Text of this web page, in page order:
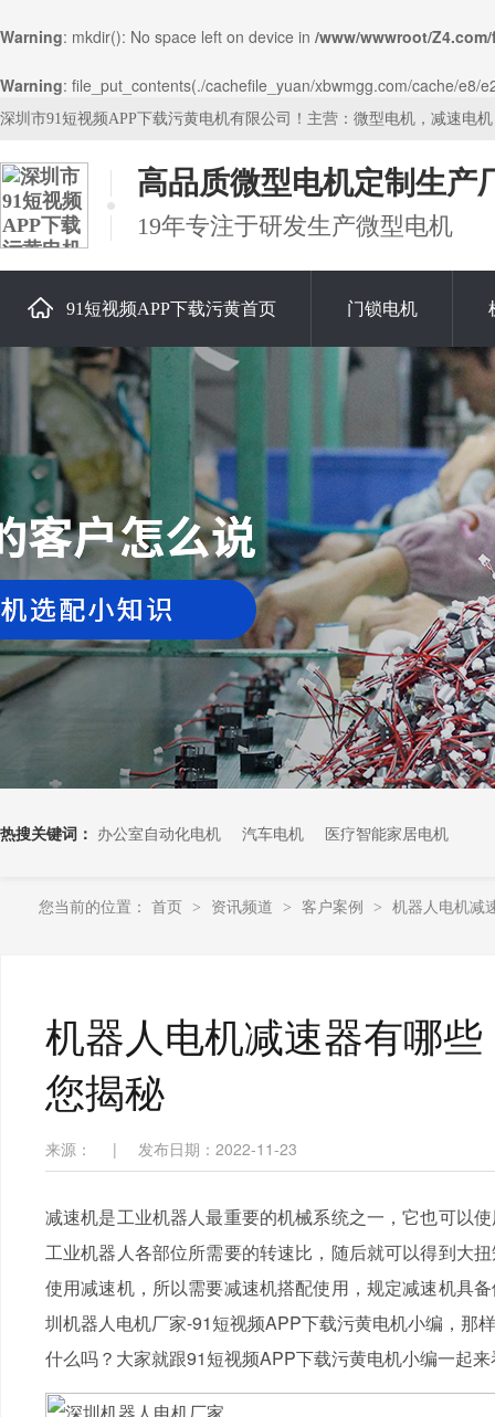
Warning: mkdir(): No space left on device in /www/wwwroot/
Warning: file_put_contents(./cachefile_yuan/xbwmgg.com/cache/
深圳市91短视频APP下载污黄电机有限公司！主营：微型电机，减速电
高品质微型电机定制生产
19年专注于研发生产微型电机
91短视频APP下载污黄首页 门锁电机
关于91短视频APP下载污黄
热搜关键词： 办公室自动化电机 汽车电机 医疗智能家居电机
您当前的位置： 首页 > 资讯频道 > 客户案例 > 机器人电机减
机器人电机减速器有哪
您揭秘
来源： | 发布日期：2022-11-23
减速机是工业机器人最重要的机械系统之一，它也可以
工业机器人各部位所需要的转速比，随后就可以得到大
使用减速机，所以需要减速机搭配使用，规定减速机具
圳机器人电机厂家-91短视频APP下载污黄电机小编，那
什么吗？大家就跟91短视频APP下载污黄电机小编一起